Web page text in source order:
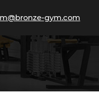
gym.com